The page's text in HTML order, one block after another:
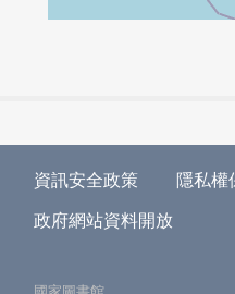
資訊安全政策
隱私權
政府網站資料開放